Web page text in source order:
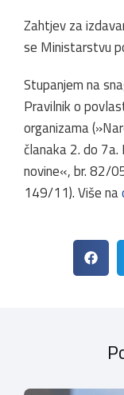
Zahtjev za
se Ministarstvu
Stupanjem na
Pravilnik o
organizama
članaka 2. do
novine«, br. 82/
149/11). Više na